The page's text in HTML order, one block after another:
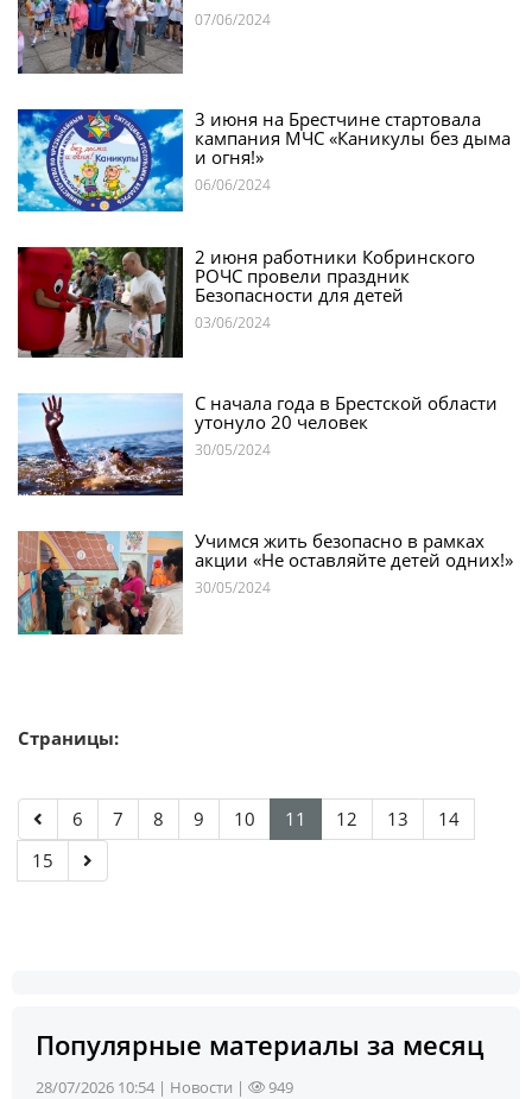
07/06/2024
06/06/2024
3 июня на Брестчине стартовала
кампания МЧС «Каникулы без дыма
и огня!»
03/06/2024
2 июня работники Кобринского
РОЧС провели праздник
Безопасности для детей
30/05/2024
С начала года в Брестской области
утонуло 20 человек
30/05/2024
Учимся жить безопасно в рамках
акции «Не оставляйте детей одних!»
Страницы:
6 7 8 9 10 11 12 13
14
15
Популярные материалы за месяц
28/07/2026 10:54 | Новости | 949